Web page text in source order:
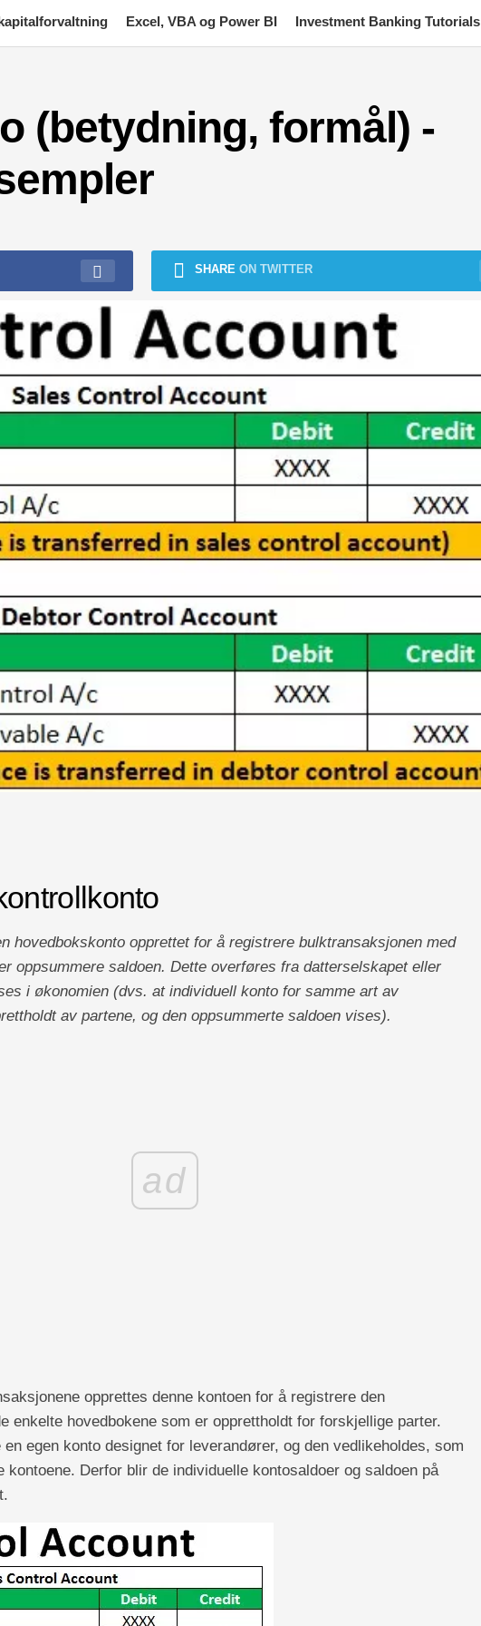
Excel, VBA og Power BI Investment Banking Tutorials
(betydning, formål) -
SHARE ON TWITTER
hovedbokskonto opprettet for å registrere bulktransaksjonen med
oppsummere saldoen. Dette overføres fra datterselskapet eller
i økonomien (dvs. at individuell konto for samme art av
av partene, og den oppsummerte saldoen vises).
ad
opprettes denne kontoen for å registrere den
enkelte hovedbokene som er opprettholdt for forskjellige parter.
egen konto designet for leverandører, og den vedlikeholdes, som
kontoene. Derfor blir de individuelle kontosaldoer og saldoen på